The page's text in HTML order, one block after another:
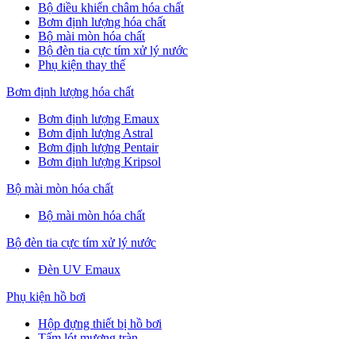
Bộ điều khiển châm hóa chất
Bơm định lượng hóa chất
Bộ mài mòn hóa chất
Bộ đèn tia cực tím xử lý nước
Phụ kiện thay thế
Bơm định lượng hóa chất
Bơm định lượng Emaux
Bơm định lượng Astral
Bơm định lượng Pentair
Bơm định lượng Kripsol
Bộ mài mòn hóa chất
Bộ mài mòn hóa chất
Bộ đèn tia cực tím xử lý nước
Đèn UV Emaux
Phụ kiện hồ bơi
Hộp đựng thiết bị hồ bơi